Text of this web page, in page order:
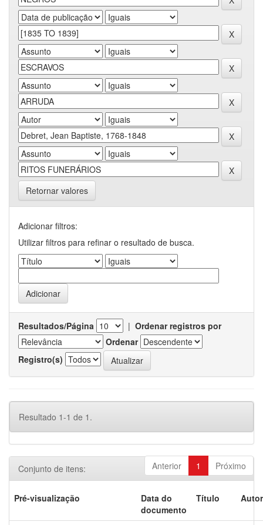
Retornar valores
Adicionar filtros:
Utilizar filtros para refinar o resultado de busca.
Resultados/Página | Ordenar registros por
Ordenar
Registro(s)
Resultado 1-1 de 1.
Anterior 1 Próximo
Conjunto de itens:
Pré-visualização
Data do
documento
Título